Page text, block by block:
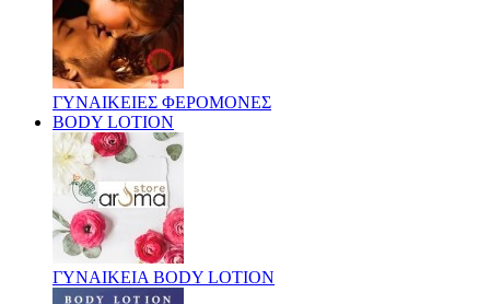
ΓΥΝΑΙΚΕΙΕΣ ΦΕΡΟΜΟΝΕΣ
BODY LOTION
ΓΥΝΑΙΚΕΙΑ BODY LOTION